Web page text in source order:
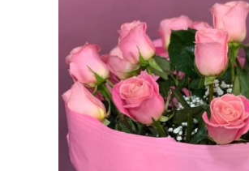
AÑADIR AL CARRITO /